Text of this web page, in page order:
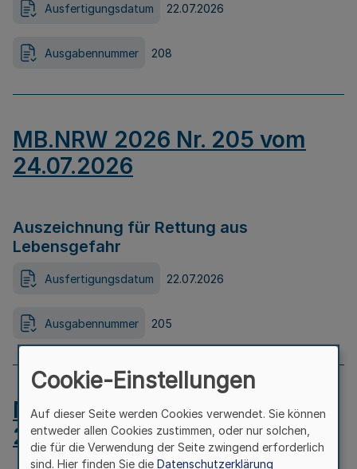
Ausfertigungsdatum 22.07.2026
Ausgabennummer 208
MB.NRW 2026 Nr. 205 vom
24.07.2026
Auszeichnung für Rettung aus
Lebensgefahr
Ausfertigungsdatum 22.07.2026
Ausgabennummer 205
MB.NRW 2026 Nr. 204 vom
24.07.2026
Cookie-Einstellungen
Auf dieser Seite werden Cookies verwendet. Sie können
entweder allen Cookies zustimmen, oder nur solchen,
die für die Verwendung der Seite zwingend erforderlich
sind. Hier finden Sie die Datenschutzerklärung